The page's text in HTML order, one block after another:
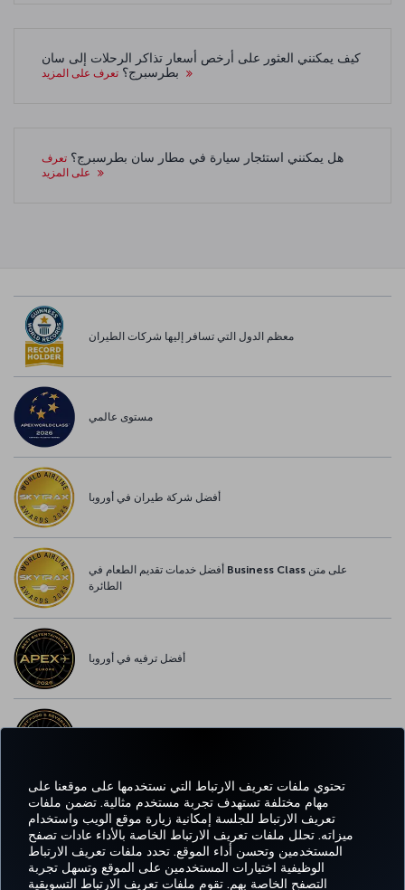
تحتوي ملفات تعريف الارتباط التي نستخدمها على موقعنا على
مهام مختلفة تستهدف تجربة مستخدم مثالية. تضمن ملفات
تعريف الارتباط للجلسة إمكانية زيارة موقع الويب واستخدام
ميزاته. تحلل ملفات تعريف الارتباط الخاصة بالأداء عادات تصفح
المستخدمين وتحسن أداء الموقع. تحدد ملفات تعريف الارتباط
الوظيفية اختيارات المستخدمين على الموقع وتسهل تجربة
التصفح الخاصة بهم. تقوم ملفات تعريف الارتباط التسويقية
كيف يمكنني العثور على أرخص أسعار تذاكر الرحلات إلى سان
بطرسبرج؟
هل يمكنني استئجار سيارة في مطار سان بطرسبرج؟ تعرف
معظم الدول التي تسافر إليها شركات الطيران
مستوى عالمي
أفضل شركة طيران في أوروبا
أفضل خدمات تقديم الطعام في Business Class على متن
الطائرة
أفضل ترفيه في أوروبا
Facebook
TwitterInstagram
YouTubeLinkedIn
تيك توك
BlogPinterest
الحجز العروض CORPORATE